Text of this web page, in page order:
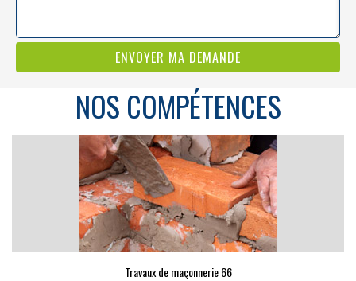
NOS COMPÉTENCES
Travaux de maçonnerie 66